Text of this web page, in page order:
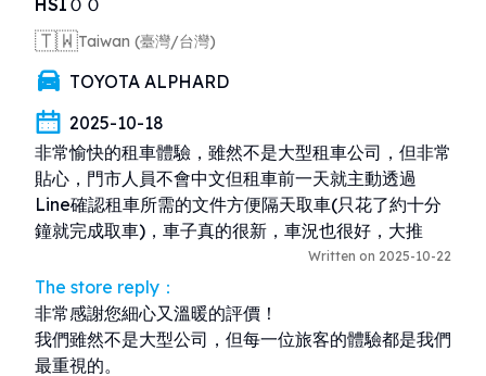
🇹🇼Taiwan (臺灣/台灣)
TOYOTA ALPHARD
2025-10-18
非常愉快的租車體驗，雖然不是大型租車公司，但非常
貼心，門市人員不會中文但租車前一天就主動透過
Line確認租車所需的文件方便隔天取車(只花了約十分
鐘就完成取車)，車子真的很新，車況也很好，大推
Written on 2025-10-22
The store reply：
非常感謝您細心又溫暖的評價！
我們雖然不是大型公司，但每一位旅客的體驗都是我們
最重視的。